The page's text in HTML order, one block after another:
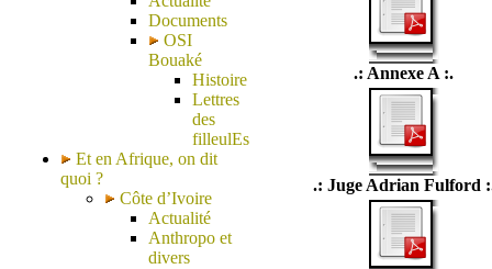
Documents
OSI
Bouaké
Histoire
Lettres
des
filleulEs
Et en Afrique, on dit
quoi ?
Côte d’Ivoire
Actualité
Anthropo et
divers
.: Annexe A :.
.: Juge Adrian Fulford